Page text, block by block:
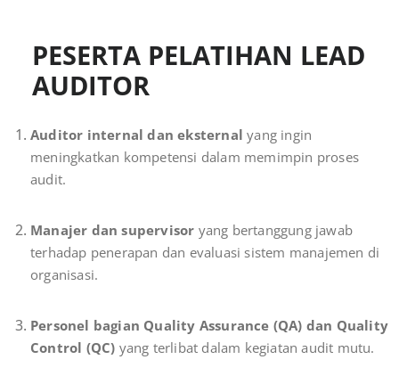
PESERTA PELATIHAN LEAD
AUDITOR
Auditor internal dan eksternal yang ingin
meningkatkan kompetensi dalam memimpin proses
audit.
Manajer dan supervisor yang bertanggung jawab
terhadap penerapan dan evaluasi sistem manajemen di
organisasi.
Personel bagian Quality Assurance (QA) dan Quality
Control (QC) yang terlibat dalam kegiatan audit mutu.